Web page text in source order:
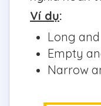
Ví dụ:
Long
Empty
Narrow